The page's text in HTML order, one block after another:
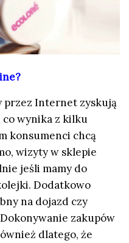
przez Internet zyskują
co wynika z kilku
konsumenci chcą
wizyty w sklepie
jeśli mamy do
Dodatkowo
na dojazd czy
zakupów
dlatego, że